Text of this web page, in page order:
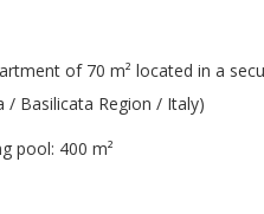
of 70 m² located in a
/ Basilicata Region / Italy)
pool: 400 m²